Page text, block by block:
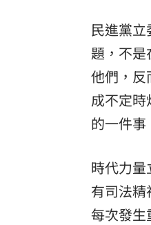
民進黨
題，不
他們，反
成不定
的一件事
時代力
有司法
每次發生